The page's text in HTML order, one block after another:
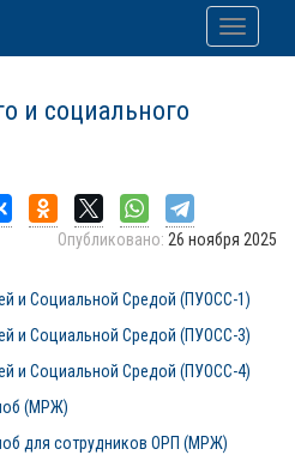
Toggle
и социального
Опубликовано: 26 ноября 2025
и Социальной Средой (ПУОСС-1)
и Социальной Средой (ПУОСС-3)
и Социальной Средой (ПУОСС-4)
(МРЖ)
для сотрудников ОРП (МРЖ)